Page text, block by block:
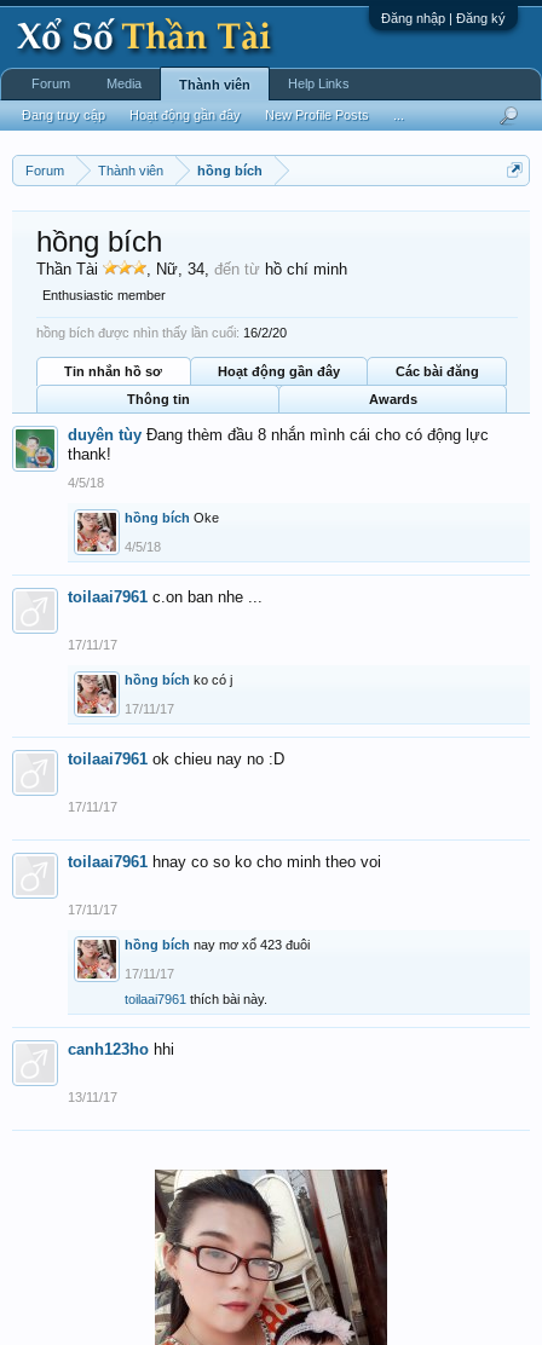
Đăng nhập | Đăng ký
Forum Thành viên hồng bích
hồng bích
Thần Tài , Nữ, 34, đến từ hồ chí minh
Enthusiastic member
hồng bích được nhìn thấy lần cuối: 16/2/20
Tin nhắn hồ sơ Hoạt động gần đây
Các bài đăng
Thông tin
Awards
duyên tùy Đang thèm đầu 8 nhắn mình cái cho có động lực
thank!
4/5/18
hồng bích Oke
4/5/18
toilaai7961 c.on ban nhe ...
17/11/17
hồng bích ko có j
17/11/17
toilaai7961 ok chieu nay no :D
17/11/17
toilaai7961 hnay co so ko cho minh theo voi
17/11/17
hồng bích nay mơ xổ 423 đuôi
17/11/17
toilaai7961 thích bài này.
canh123ho hhi
13/11/17
Forum Media Thành viên
Đang truy cập Hoạt động gần đây New Profile Posts
Help Links